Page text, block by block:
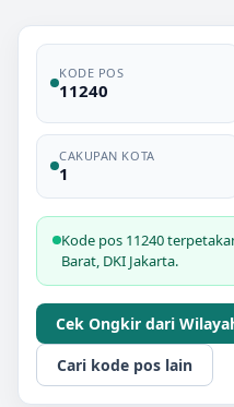
KODE POS
11240
CAKUPAN KOTA
1
Kode pos 11240
Barat, DKI Jakarta.
Cek Ongkir dari
Cari kode pos lain